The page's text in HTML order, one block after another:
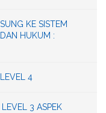
KE SISTEM
HUKUM :
4
3 ASPEK